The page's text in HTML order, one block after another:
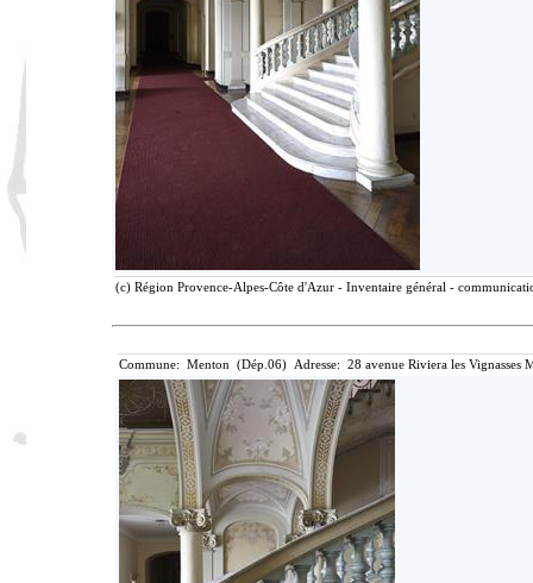
(c) Région Provence-Alpes-Côte d'Azur - Inventaire général -
Commune: Menton (Dép.06) Adresse: 28 avenue Riviera les